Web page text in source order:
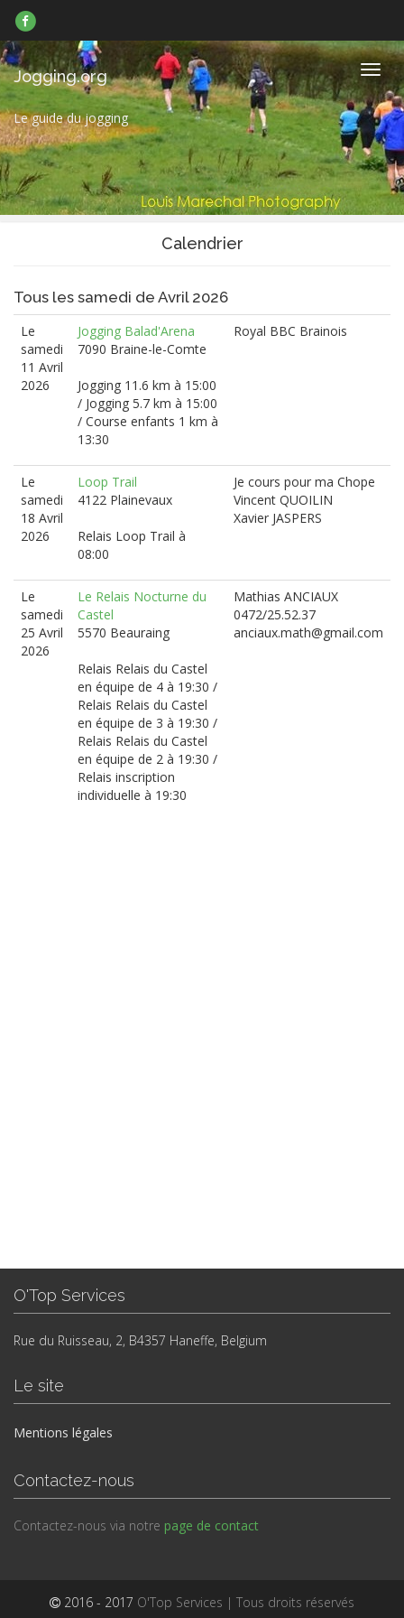
sur
Facebook
Jogging.org
Le guide du jogging
Calendrier
Tous les samedi de Avril 2026
Le
samedi
11 Avril
2026
Jogging Balad'Arena
7090 Braine-le-Comte
Jogging 11.6 km à 15:00
/ Jogging 5.7 km à 15:00
/ Course enfants 1 km à
13:30
Royal BBC Brainois
Le
samedi
18 Avril
2026
Loop Trail
4122 Plainevaux
Relais Loop Trail à
08:00
Je cours pour ma Chope
Vincent QUOILIN
Xavier JASPERS
Le
samedi
25 Avril
2026
Le Relais Nocturne du
Castel
5570 Beauraing
Relais Relais du Castel
en équipe de 4 à 19:30 /
Relais Relais du Castel
en équipe de 3 à 19:30 /
Relais Relais du Castel
en équipe de 2 à 19:30 /
Relais inscription
individuelle à 19:30
Mathias ANCIAUX
0472/25.52.37
anciaux.math@gmail.com
O'Top Services
Rue du Ruisseau, 2, B4357 Haneffe, Belgium
Le site
Mentions légales
Contactez-nous
Contactez-nous via notre page de contact
2016 - 2017 O'Top Services | Tous droits réservés